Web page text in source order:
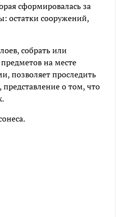
сформировалась за
остатки сооружений,
собрать или
на месте
позволяет проследить
о том, что